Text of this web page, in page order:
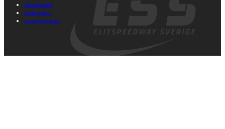
Tillgänglighet
Cookie policy
Integritetspolicy